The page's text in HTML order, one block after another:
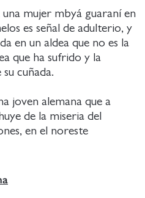
mujer mbyá guaraní en
es señal de adulterio, y
en un aldea que no es la
que ha sufrido y la
cuñada.
joven alemana que a
de la miseria del
en el noreste
que huye despavorida
sobre la relación